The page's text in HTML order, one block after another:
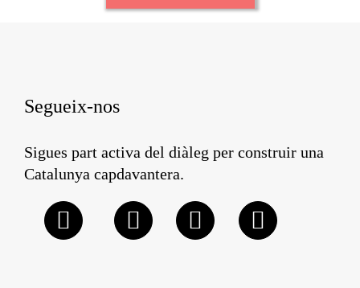
Segueix-nos
Sigues part activa del diàleg per construir una
Catalunya capdavantera.